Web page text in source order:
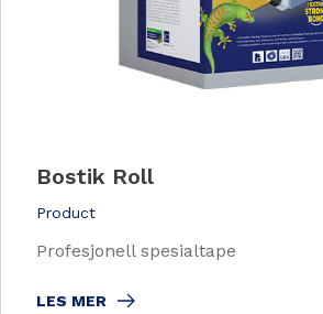
Bostik Roll
Product
Profesjonell spesialtape
LES MER